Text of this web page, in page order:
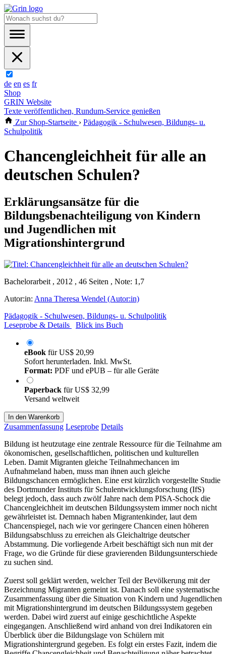
de en es fr
Shop
GRIN Website
Texte veröffentlichen, Rundum-Service genießen
Zur Shop-Startseite › Pädagogik - Schulwesen, Bildungs- u.
Schulpolitik
Chancengleichheit für alle an
deutschen Schulen?
Erklärungsansätze für die
Bildungsbenachteiligung von Kindern
und Jugendlichen mit
Migrationshintergrund
Bachelorarbeit , 2012 , 46 Seiten , Note: 1,7
Autor:in: Anna Theresa Wendel (Autor:in)
Pädagogik - Schulwesen, Bildungs- u. Schulpolitik
Leseprobe & Details
Blick ins Buch
eBook fürUS$ 20,99
Sofort herunterladen. Inkl. MwSt.
Format: PDF und ePUB – für alle Geräte
Paperback fürUS$ 32,99
Versand weltweit
In den Warenkorb
Zusammenfassung Leseprobe Details
Bildung ist heutzutage eine zentrale Ressource für die Teilnahme am
ökonomischen, gesellschaftlichen, politischen und kulturellen
Leben. Damit Migranten gleiche Teilnahmechancen im
Aufnahmeland haben, muss man ihnen auch gleiche
Bildungschancen ermöglichen. Eine erst kürzlich vorgestellte Studie
des Dortmunder Instituts für Schulentwicklungsforschung (IfS)
belegt jedoch, dass auch zwölf Jahre nach dem PISA-Schock die
Chancengleichheit im deutschen Bildungssystem immer noch nicht
gewährleistet ist. Demnach haben Migrantenkinder, laut dem
Chancenspiegel, nach wie vor geringere Chancen einen höheren
Bildungsabschluss zu erreichen als Gleichaltrige deutscher
Abstammung. Die vorliegende Arbeit beschäftigt sich nun mit der
Frage, wo die Gründe für diese gravierenden Bildungsunterschiede
zu suchen sind.
Zuerst soll geklärt werden, welcher Teil der Bevölkerung mit der
Bezeichnung Migranten gemeint ist. Danach soll eine systematische
Zusammenfassung über die Situation von Kindern und Jugendlichen
mit Migrationshintergrund im deutschen Bildungssystem gegeben
werden. Dabei wird zuerst auf einige geschichtliche Aspekte
eingegangen. Anschließend wird anhand von drei Indikatoren ein
Überblick über die Bildungslage von Schülern mit
Migrationshintergrund gegeben. Es folgt ein erstes Fazit, indem die